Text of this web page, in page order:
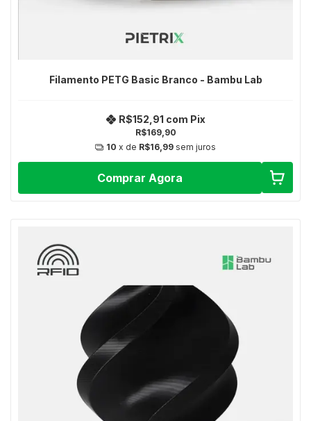
Filamento PETG Basic Branco - Bambu Lab
R$169,90
R$152,91 com Pix
10 x de R$16,99 sem juros
Comprar Agora